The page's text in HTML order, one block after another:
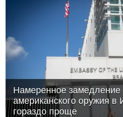
Намеренное замедление
американского оружия в
гораздо проще